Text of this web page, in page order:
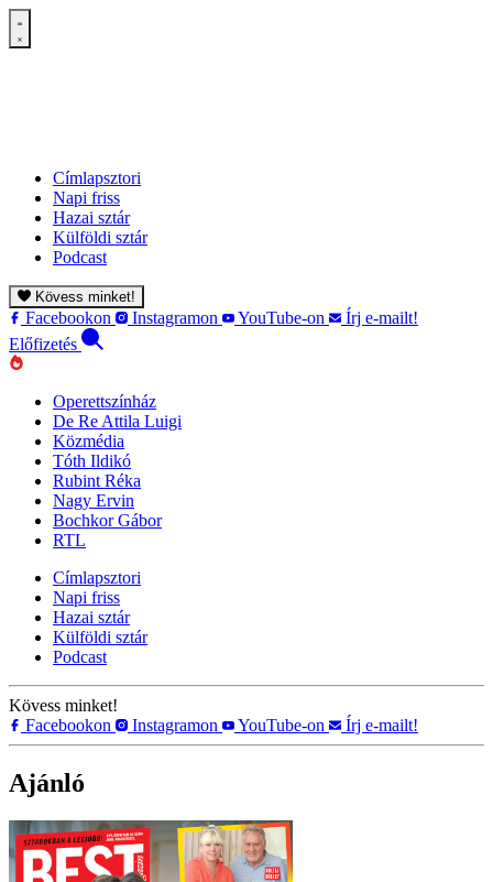
Címlapsztori
Napi friss
Hazai sztár
Külföldi sztár
Podcast
Kövess minket!
Facebookon Instagramon YouTube-on
Írj e-mailt!
Előfizetés
Operettszínház
De Re Attila Luigi
Közmédia
Tóth Ildikó
Rubint Réka
Nagy Ervin
Bochkor Gábor
RTL
Címlapsztori
Napi friss
Hazai sztár
Külföldi sztár
Podcast
Kövess minket!
Facebookon
Instagramon YouTube-on Írj e-mailt!
Ajánló